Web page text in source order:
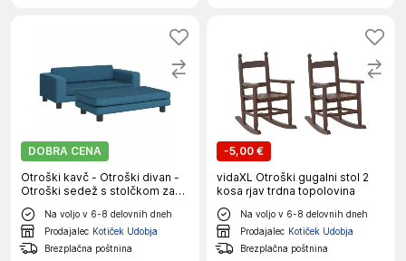
DOBRA CENA
Otroški kavč - Otroški divan -
Otroški sedež s stolčkom za
noge moder 100x50x30 cm
žametNa voljo v 6-8 delovnih dneh
Prodajalec Kotiček Udobja
Brezplačna poštnina
-5,00 €
vidaXL Otroški gugalni stol 2
kosa rjav trdna topolovina
Na voljo v 6-8 delovnih dneh
Prodajalec Kotiček Udobja
Brezplačna poštnina